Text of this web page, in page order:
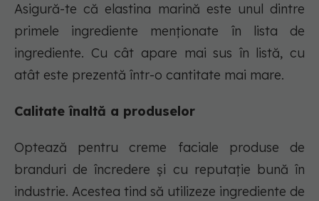
Asigură-te că elastina marină este unul dintre
primele ingrediente menționate în lista de
ingrediente. Cu cât apare mai sus în listă, cu
atât este prezentă într-o cantitate mai mare.
Calitate înaltă a produselor
Optează pentru creme faciale produse de
branduri de încredere și cu reputație bună în
industrie. Acestea tind să utilizeze ingrediente de